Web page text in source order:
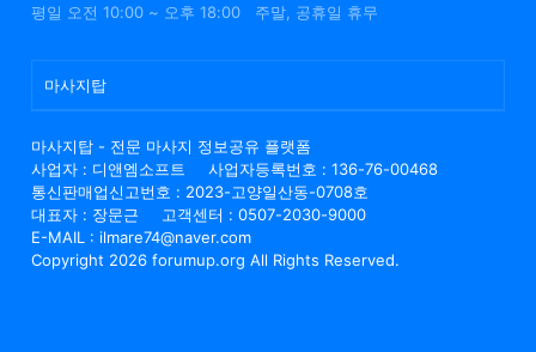
평일 오전 10:00 ~ 오후 18:00 주말, 공휴일 휴무
마사지탑
마사지탑 - 전문 마사지 정보공유 플랫폼
사업자 : 디앤엠소프트
사업자등록번호 : 136-76-00468
통신판매업신고번호 : 2023-고양일산동-0708호
대표자 : 장문근
고객센터 : 0507-2030-9000
E-MAIL : ilmare74@naver.com
Copyright 2026 forumup.org All Rights Reserved.